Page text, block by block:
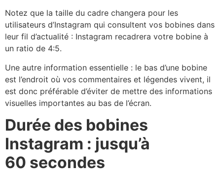
Notez que la taille du cadre changera pour les
utilisateurs d’Instagram qui consultent vos bobines dans
leur fil d’actualité : Instagram recadrera votre bobine à
un ratio de 4:5.
Une autre information essentielle : le bas d’une bobine
est l’endroit où vos commentaires et légendes vivent, il
est donc préférable d’éviter de mettre des informations
visuelles importantes au bas de l’écran.
Durée des bobines
Instagram : jusqu’à
60 secondes